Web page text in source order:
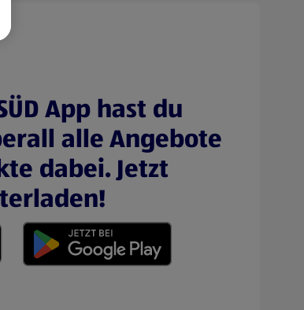
App hast du
alle Angebote
dabei. Jetzt